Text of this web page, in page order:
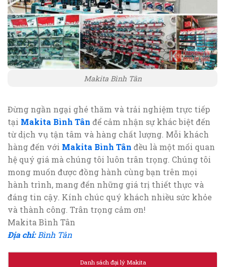
Makita Bình Tân
Đừng ngần ngại ghé thăm và trải nghiệm trực tiếp
tại Makita Bình Tân để cảm nhận sự khác biệt đến
từ dịch vụ tận tâm và hàng chất lượng. Mỗi khách
hàng đến với Makita Bình Tân đều là một mối quan
hệ quý giá mà chúng tôi luôn trân trọng. Chúng tôi
mong muốn được đồng hành cùng bạn trên mọi
hành trình, mang đến những giá trị thiết thực và
đáng tin cậy. Kính chúc quý khách nhiều sức khỏe
và thành công. Trân trọng cảm ơn!
Makita Bình Tân
Địa chỉ:Bình Tân
Danh sách đại lý Makita